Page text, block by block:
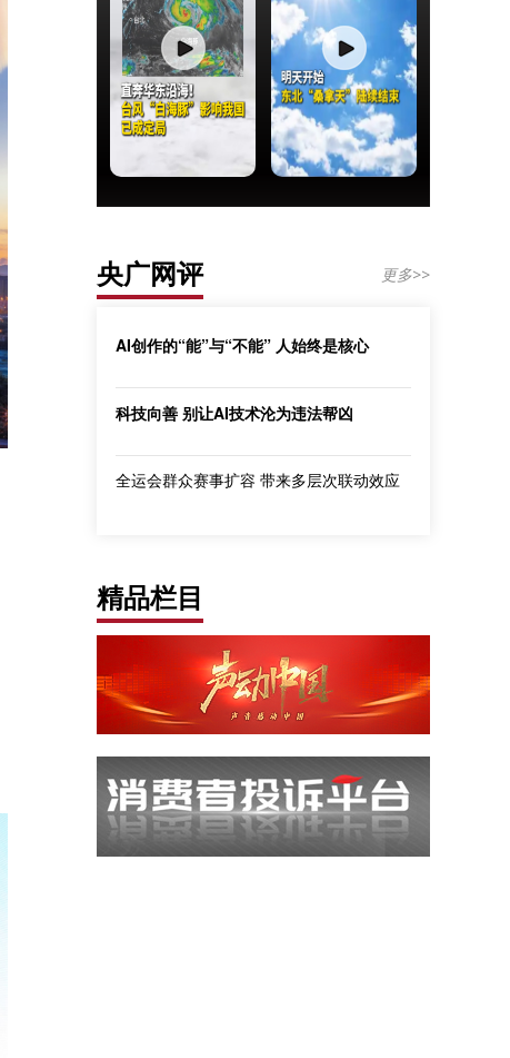
央广网评 更多>>
AI创作的“能”与“不能” 人始终是核心
科技向善 别让AI技术沦为违法帮凶
全运会群众赛事扩容 带来多层次联动效应
精品栏目